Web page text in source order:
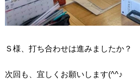
Ｓ様、打ち合わせは進みましたか？
次回も、宜しくお願いします(^^♪